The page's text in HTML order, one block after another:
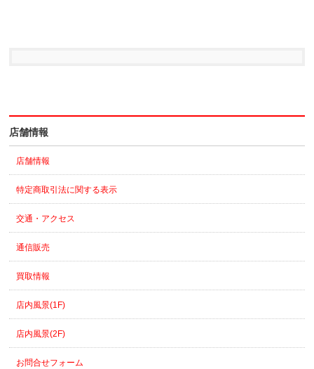
店舗情報
店舗情報
特定商取引法に関する表示
交通・アクセス
通信販売
買取情報
店内風景(1F)
店内風景(2F)
お問合せフォーム